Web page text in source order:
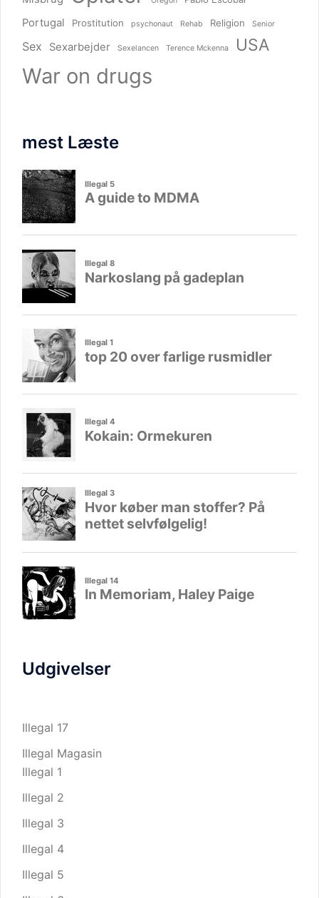
Portugal Prostitution psychonaut Rehab Religion Senior
Sex Sexarbejder Sexelancen Terence Mckenna USA
War on drugs
mest Læste
Udgivelser
Illegal 17
Illegal Magasin
Illegal 1
Illegal 2
Illegal 3
Illegal 4
Illegal 5